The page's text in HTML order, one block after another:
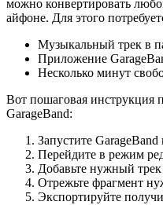
можно конвертировать
айфоне. Для этого
Музыкальный трек в
Приложение
Несколько минут
Вот пошаговая инструкция
GarageBand:
Запустите
Перейдите в режим
Добавьте нужный
Отрежьте фрагмент
Экспортируйте